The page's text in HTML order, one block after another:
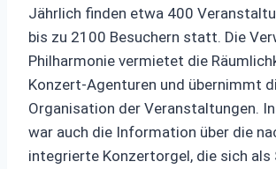
Jährlich finden etwa 400
bis zu 2100 Besuchern statt. Die
Philharmonie vermietet die
Konzert-Agenturen und übernimmt
Organisation der Veranstaltungen.
war auch die Information über die
integrierte Konzertorgel, die sich als